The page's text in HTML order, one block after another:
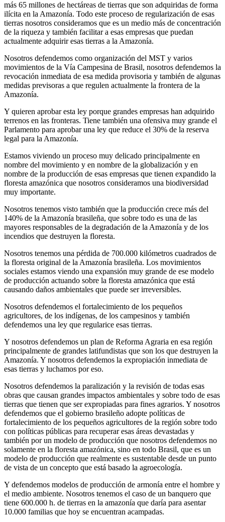
más 65 millones de hectáreas de tierras que son adquiridas de forma
ilícita en la Amazonía. Todo este proceso de regularización de esas
tierras nosotros consideramos que es un medio más de concentración
de la riqueza y también facilitar a esas empresas que puedan
actualmente adquirir esas tierras a la Amazonía.
Nosotros defendemos como organización del MST y varios
movimientos de la Vía Campesina de Brasil, nosotros defendemos la
revocación inmediata de esa medida provisoria y también de algunas
medidas previsoras a que regulen actualmente la frontera de la
Amazonía.
Y quieren aprobar esta ley porque grandes empresas han adquirido
terrenos en las fronteras. Tiene también una ofensiva muy grande el
Parlamento para aprobar una ley que reduce el 30% de la reserva
legal para la Amazonía.
Estamos viviendo un proceso muy delicado principalmente en
nombre del movimiento y en nombre de la globalización y en
nombre de la producción de esas empresas que tienen expandido la
floresta amazónica que nosotros consideramos una biodiversidad
muy importante.
Nosotros tenemos visto también que la producción crece más del
140% de la Amazonía brasileña, que sobre todo es una de las
mayores responsables de la degradación de la Amazonía y de los
incendios que destruyen la floresta.
Nosotros tenemos una pérdida de 700.000 kilómetros cuadrados de
la floresta original de la Amazonía brasileña. Los movimientos
sociales estamos viendo una expansión muy grande de ese modelo
de producción actuando sobre la floresta amazónica que está
causando daños ambientales que puede ser irreversibles.
Nosotros defendemos el fortalecimiento de los pequeños
agricultores, de los indígenas, de los campesinos y también
defendemos una ley que regularice esas tierras.
Y nosotros defendemos un plan de Reforma Agraria en esa región
principalmente de grandes latifundistas que son los que destruyen la
Amazonía. Y nosotros defendemos la expropiación inmediata de
esas tierras y luchamos por eso.
Nosotros defendemos la paralización y la revisión de todas esas
obras que causan grandes impactos ambientales y sobre todo de esas
tierras que tienen que ser expropiadas para fines agrarios. Y nosotros
defendemos que el gobierno brasileño adopte políticas de
fortalecimiento de los pequeños agricultores de la región sobre todo
con políticas públicas para recuperar esas áreas devastadas y
también por un modelo de producción que nosotros defendemos no
solamente en la floresta amazónica, sino en todo Brasil, que es un
modelo de producción que realmente es sustentable desde un punto
de vista de un concepto que está basado la agroecología.
Y defendemos modelos de producción de armonía entre el hombre y
el medio ambiente. Nosotros tenemos el caso de un banquero que
tiene 600.000 h. de tierras en la amazonía que daría para asentar
10.000 familias que hoy se encuentran acampadas.